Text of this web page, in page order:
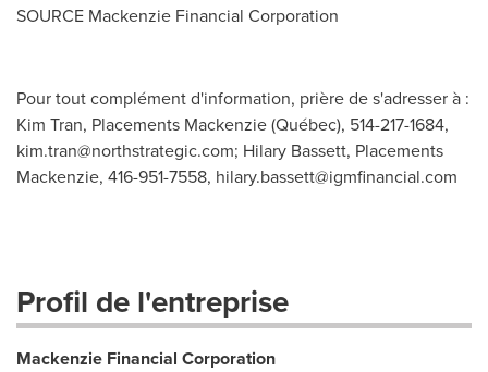
SOURCE Mackenzie Financial Corporation
Pour tout complément d'information, prière de s'adresser à :
Kim Tran, Placements Mackenzie (Québec), 514-217-1684,
kim.tran@northstrategic.com; Hilary Bassett, Placements
Mackenzie, 416-951-7558, hilary.bassett@igmfinancial.com
Profil de l'entreprise
Mackenzie Financial Corporation